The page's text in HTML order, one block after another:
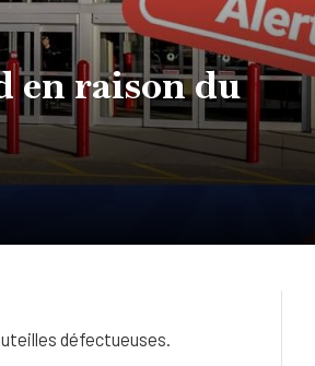
en raison du
défectueuses.